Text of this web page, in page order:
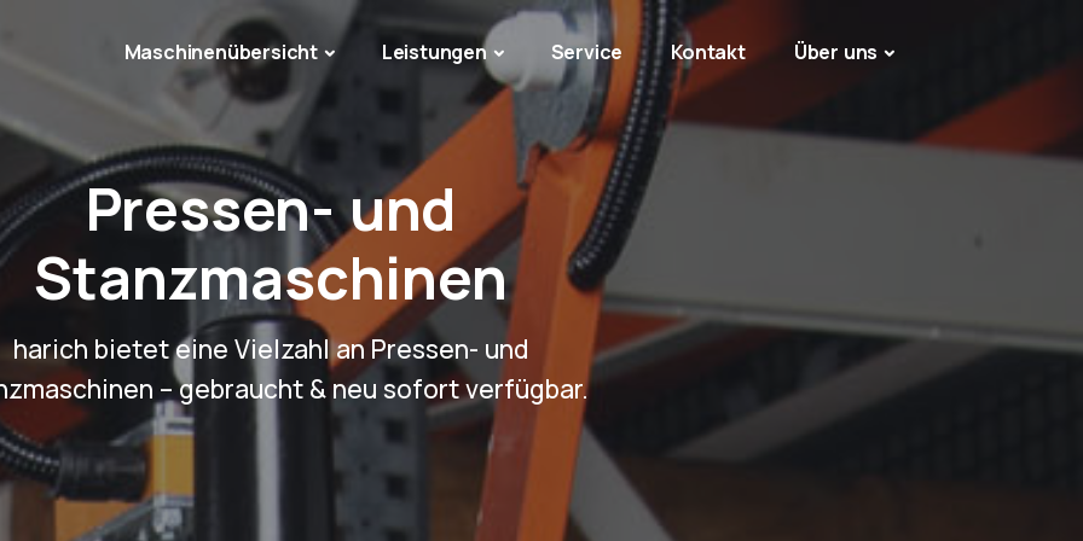
Maschinenübersicht Leistungen Service Kontakt Über uns
Pressen- und
Stanzmaschinen
harich bietet eine Vielzahl an Pressen- und
– gebraucht & neu sofort verfügbar.